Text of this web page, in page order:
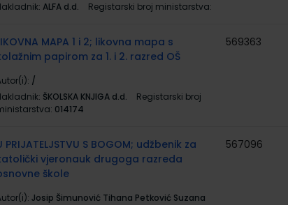
ALFA d.d. Registarski broj ministarstva:
MAPA 1 i 2; likovna mapa s
papirom za 1. i 2. razred OŠ
/
ŠKOLSKA KNJIGA d.d.
Registarski broj
014174
569363
PRIJATELJSTVU S BOGOM; udžbenik za
vjeronauk drugoga razreda
škole
Josip Šimunović Tihana Petković Suzana
567096